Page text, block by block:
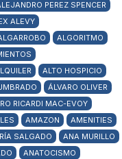
PEREZ SPENCER
ALEVY
ALGORITMO
ALTO HOSPICIO
ÁLVARO OLIVER
RICARDI MAC-EVOY
AMAZON
AMENITIES
SALGADO
ANA MURILLO
ANATOCISMO